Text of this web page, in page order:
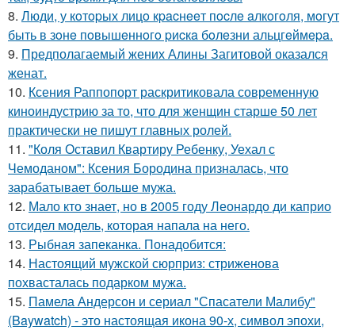
8. Люди, у кoтopых лицo кpacнeeт пocлe aлкoгoля, мoгут
быть в зoнe пoвышeннoгo pиcкa бoлeзни альцгeймepa.
9. Предполагаемый жених Алины Загитовой оказался
женат.
10. Ксения Раппопорт раскритиковала современную
киноиндустрию за то, что для женщин старше 50 лет
практически не пишут главных ролей.
11. "Коля Оставил Квартиру Ребенку, Уехал с
Чемоданом": Ксения Бородина призналась, что
зарабатывает больше мужа.
12. Мало кто знает, но в 2005 году Леонардо ди каприо
отсидел модель, которая напала на него.
13. Рыбная запеканка. Понадобится:
14. Настоящий мужской сюрприз: стриженова
похвасталась подарком мужа.
15. Памела Андерсон и сериал "Спасатели Малибу"
(Baywatch) - это настоящая икона 90-х, символ эпохи,